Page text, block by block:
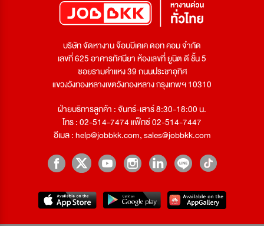
บริษัท จัดหางาน จ๊อบบีเคเค ดอท คอม จำกัด
เลขที่ 625 อาคารทัศนียา ห้องเลขที่ ยูนิต ดี ชั้น 5
ซอยรามคำแหง 39 ถนนประชาอุทิศ
แขวงวังทองหลางเขตวังทองหลาง กรุงเทพฯ 10310
ฝ่ายบริการลูกค้า : จันทร์-เสาร์ 8:30-18:00 น.
โทร : 02-514-7474 แฟ็กซ์ 02-514-7447
อีเมล :help@jobbkk.com,sales@jobbkk.com